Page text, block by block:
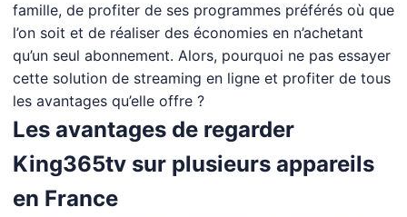
famille, de profiter de ses programmes préférés où que
l’on soit et de réaliser des économies en n’achetant
qu’un seul abonnement. Alors, pourquoi ne pas essayer
cette solution de streaming en ligne et profiter de tous
les avantages qu’elle offre ?
Les avantages de regarder
King365tv sur plusieurs appareils
en France